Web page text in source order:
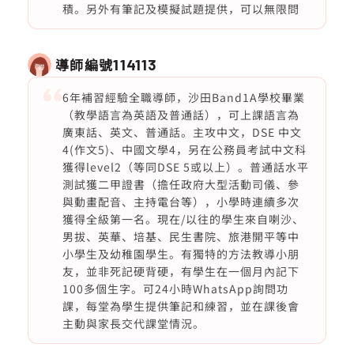
積。另外有筆記及模擬試題提供，可以無限問
導師編號114113
6年補習經驗全職導師，沙田Band1A學校畢業
（教學語言為英語及普通話），可上課語言為
廣東話、英文、普通話。主攻中文，DSE 中文
4(作文5)、中國文學4，另在公務員考試中文科
獲得level2（等同DSE 5或以上）。普通話水平
測試獲二甲證書（擔任政府大型活動司儀、參
與動畫配音、主持電台等），小學時連續多次
獲得全級第一名。現在/以往的學生來自喇沙、
男拔、英華、培基、民生書院、旅港開平等中
小學生及幼稚園學生。有獨特的方法教導小朋
友，並非死記硬背硬，有學生在一個月內記下
100多個生字。可24小時WhatsApp詢問功
課，每堂為學生提供筆記和練習，並在課後會
主動與家長交代課堂情況。